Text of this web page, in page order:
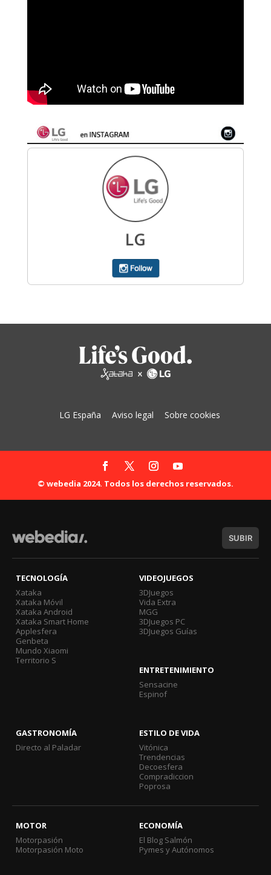
LG España Aviso legal Sobre cookies
© webedia 2024. Todos los derechos reservados.
SUBIR
TECNOLOGÍA
Xataka
Xataka Móvil
Xataka Android
Xataka Smart Home
Applesfera
Genbeta
Mundo Xiaomi
Territorio S
VIDEOJUEGOS
3DJuegos
Vida Extra
MGG
3DJuegos PC
3DJuegos Guías
ENTRETENIMIENTO
Sensacine
Espinof
GASTRONOMÍA
Directo al Paladar
ESTILO DE VIDA
Vitónica
Trendencias
Decoesfera
Compradiccion
Poprosa
MOTOR
Motorpasión
Motorpasión Moto
ECONOMÍA
El Blog Salmón
Pymes y Autónomos